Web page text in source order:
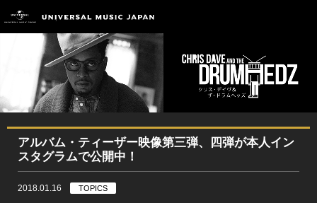
アルバム・ティーザー映像第三弾、四弾が本人イン
スタグラムで公開中！
2018.01.16 TOPICS